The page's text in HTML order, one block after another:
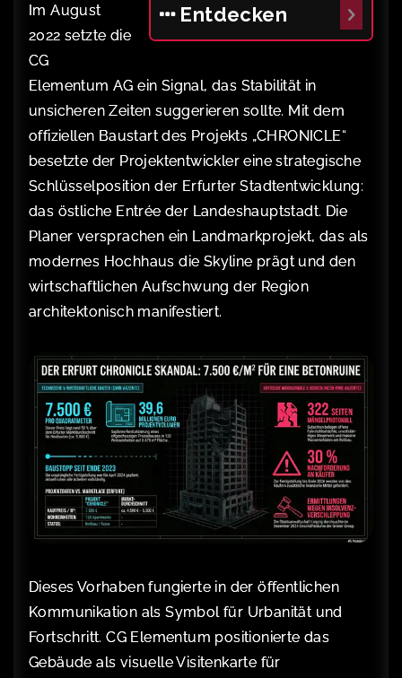
Entdecken
Im August
2022 setzte die
CG
Elementum AG ein Signal, das Stabilität in
unsicheren Zeiten suggerieren sollte. Mit dem
offiziellen Baustart des Projekts „CHRONICLE“
besetzte der Projektentwickler eine strategische
Schlüsselposition der Erfurter Stadtentwicklung:
das östliche Entrée der Landeshauptstadt. Die
Planer versprachen ein Landmarkprojekt, das als
modernes Hochhaus die Skyline prägt und den
wirtschaftlichen Aufschwung der Region
architektonisch manifestiert.
Dieses Vorhaben fungierte in der öffentlichen
Kommunikation als Symbol für Urbanität und
Fortschritt. CG Elementum positionierte das
Gebäude als visuelle Visitenkarte für